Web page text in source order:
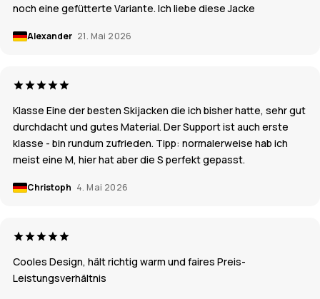
noch eine gefütterte Variante. Ich liebe diese Jacke
Alexander 21. Mai 2026
Klasse Eine der besten Skijacken die ich bisher hatte, sehr gut
durchdacht und gutes Material. Der Support ist auch erste
klasse - bin rundum zufrieden. Tipp: normalerweise hab ich
meist eine M, hier hat aber die S perfekt gepasst.
Christoph 4. Mai 2026
Cooles Design, hält richtig warm und faires Preis-
Leistungsverhältnis